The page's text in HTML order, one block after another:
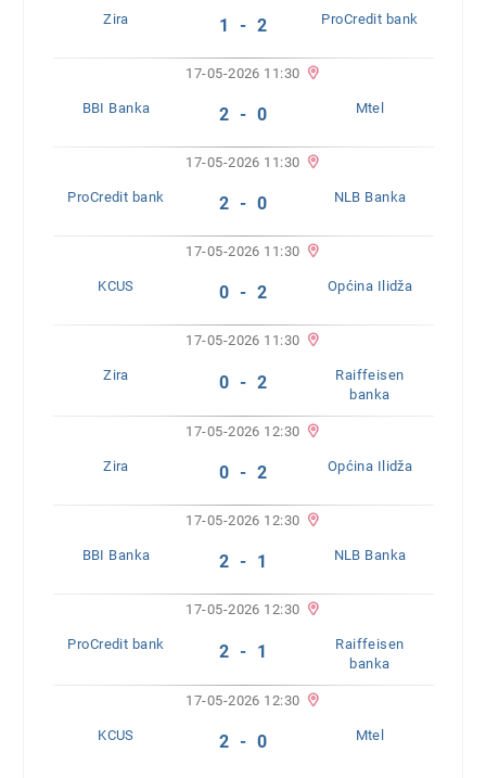
Zira 1 - 2 ProCredit bank
17-05-2026 11:30
BBI Banka 2 - 0 Mtel
17-05-2026 11:30
ProCredit bank 2 - 0 NLB Banka
17-05-2026 11:30
KCUS 0 - 2 Općina Ilidža
17-05-2026 11:30
Zira 0 - 2
Raiffeisen
banka
17-05-2026 12:30
Zira 0 - 2 Općina Ilidža
17-05-2026 12:30
BBI Banka 2 - 1 NLB Banka
17-05-2026 12:30
ProCredit bank 2 - 1
Raiffeisen
banka
17-05-2026 12:30
KCUS 2 - 0 Mtel